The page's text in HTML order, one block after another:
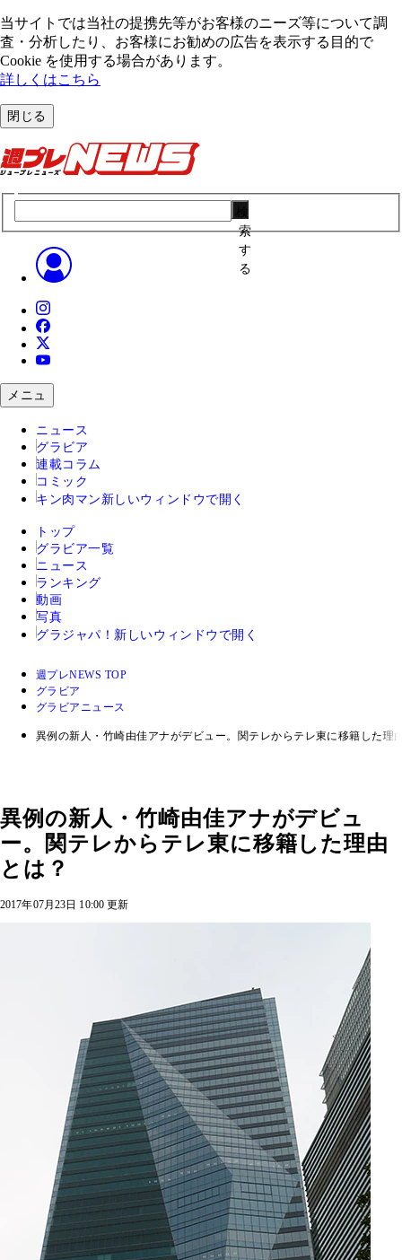
当サイトでは当社の提携先等がお客様のニーズ等について調
査・分析したり、お客様にお勧めの広告を表⽰する⽬的で
Cookie を使⽤する場合があります。
詳しくはこちら
閉じる
索
す
る
メニュ
ニュース
グラビア
連載コラム
コミック
キン肉マン 新しいウィンドウで開く
トップ
グラビア一覧
ニュース
ランキング
動画
写真
グラジャパ！ 新しいウィンドウで開く
週プレNEWS TOP
グラビア
グラビアニュース
異例の新人・竹崎由佳アナがデビュー。関テレからテレ東に移籍した理
異例の新人・竹崎由佳アナがデビュ
ー。関テレからテレ東に移籍した理由
とは？
2017年07月23日 10:00 更新